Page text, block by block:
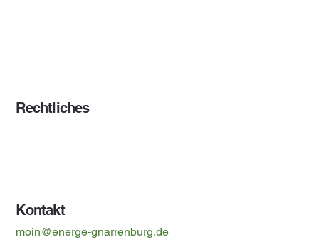
Rechtliches
Kontakt
moin@energe-gnarrenburg.de